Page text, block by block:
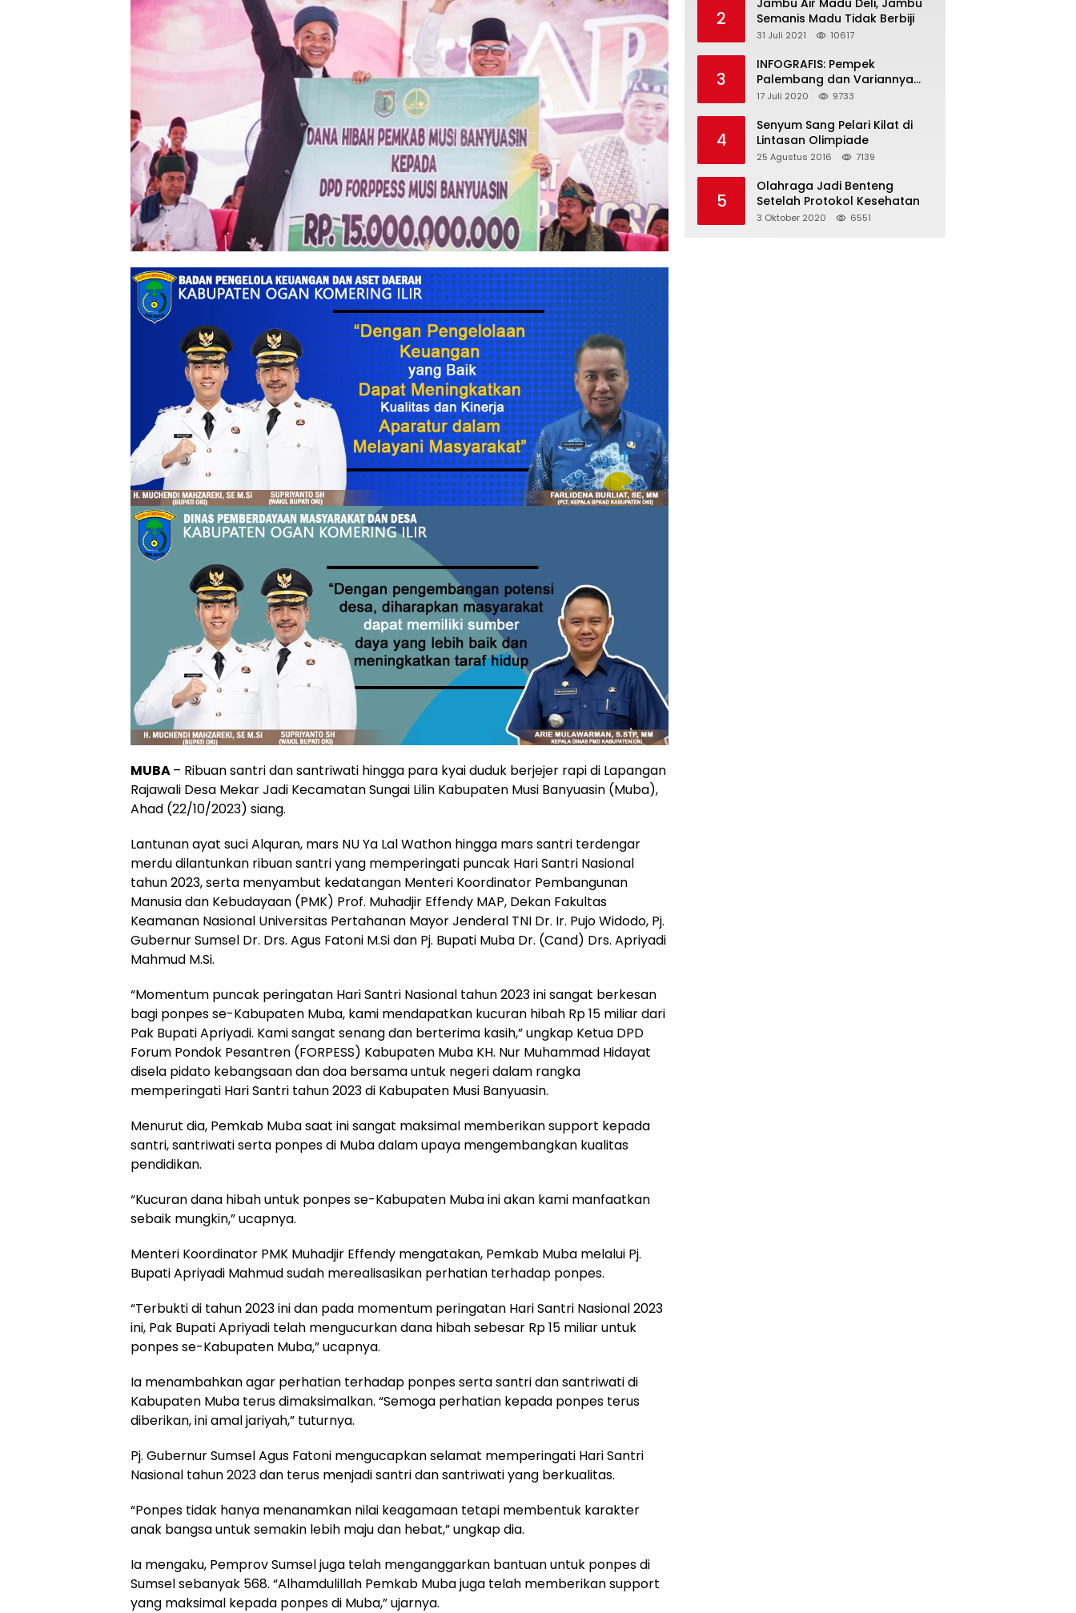
MUBA– Ribuan santri dan santriwati hingga para kyai duduk berjejer rapi di Lapangan
Rajawali Desa Mekar Jadi Kecamatan Sungai Lilin Kabupaten Musi Banyuasin (Muba),
Ahad (22/10/2023) siang.
Lantunan ayat suci Alquran, mars NU Ya Lal Wathon hingga mars santri terdengar
merdu dilantunkan ribuan santri yang memperingati puncak Hari Santri Nasional
tahun 2023, serta menyambut kedatangan Menteri Koordinator Pembangunan
Manusia dan Kebudayaan (PMK) Prof. Muhadjir Effendy MAP, Dekan Fakultas
Keamanan Nasional Universitas Pertahanan Mayor Jenderal TNI Dr. Ir. Pujo Widodo, Pj.
Gubernur Sumsel Dr. Drs. Agus Fatoni M.Si dan Pj. Bupati Muba Dr. (Cand) Drs. Apriyadi
Mahmud M.Si.
“Momentum puncak peringatan Hari Santri Nasional tahun 2023 ini sangat berkesan
bagi ponpes se-Kabupaten Muba, kami mendapatkan kucuran hibah Rp 15 miliar dari
Pak Bupati Apriyadi. Kami sangat senang dan berterima kasih,” ungkap Ketua DPD
Forum Pondok Pesantren (FORPESS) Kabupaten Muba KH. Nur Muhammad Hidayat
disela pidato kebangsaan dan doa bersama untuk negeri dalam rangka
memperingati Hari Santri tahun 2023 di Kabupaten Musi Banyuasin.
Menurut dia, Pemkab Muba saat ini sangat maksimal memberikan support kepada
santri, santriwati serta ponpes di Muba dalam upaya mengembangkan kualitas
pendidikan.
“Kucuran dana hibah untuk ponpes se-Kabupaten Muba ini akan kami manfaatkan
sebaik mungkin,” ucapnya.
Menteri Koordinator PMK Muhadjir Effendy mengatakan, Pemkab Muba melalui Pj.
Bupati Apriyadi Mahmud sudah merealisasikan perhatian terhadap ponpes.
“Terbukti di tahun 2023 ini dan pada momentum peringatan Hari Santri Nasional 2023
ini, Pak Bupati Apriyadi telah mengucurkan dana hibah sebesar Rp 15 miliar untuk
ponpes se-Kabupaten Muba,” ucapnya.
Ia menambahkan agar perhatian terhadap ponpes serta santri dan santriwati di
Kabupaten Muba terus dimaksimalkan. “Semoga perhatian kepada ponpes terus
diberikan, ini amal jariyah,” tuturnya.
Pj. Gubernur Sumsel Agus Fatoni mengucapkan selamat memperingati Hari Santri
Nasional tahun 2023 dan terus menjadi santri dan santriwati yang berkualitas.
“Ponpes tidak hanya menanamkan nilai keagamaan tetapi membentuk karakter
anak bangsa untuk semakin lebih maju dan hebat,” ungkap dia.
Ia mengaku, Pemprov Sumsel juga telah menganggarkan bantuan untuk ponpes di
Sumsel sebanyak 568. “Alhamdulillah Pemkab Muba juga telah memberikan support
yang maksimal kepada ponpes di Muba,” ujarnya.
2
Jambu Air Madu Deli, Jambu
Semanis Madu Tidak Berbiji
31 Juli 2021 10617
3
INFOGRAFIS: Pempek
Palembang dan Variannya
yang Melegenda
17 Juli 2020 9733
4
Senyum Sang Pelari Kilat di
Lintasan Olimpiade
25 Agustus 2016 7139
5
Olahraga Jadi Benteng
Setelah Protokol Kesehatan
3 Oktober 2020 6551